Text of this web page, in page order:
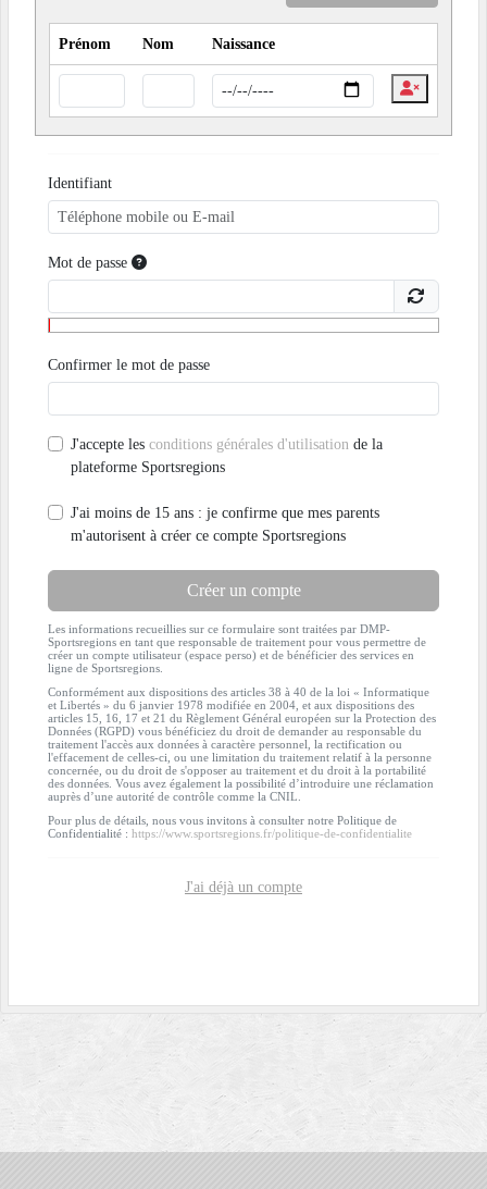
Prénom Nom Naissance
Identifiant
Mot de passe
Confirmer le mot de passe
J'accepte les conditions générales d'utilisation de la
plateforme Sportsregions
J'ai moins de 15 ans : je confirme que mes parents
m'autorisent à créer ce compte Sportsregions
Créer un compte
Les informations recueillies sur ce formulaire sont traitées par DMP-
Sportsregions en tant que responsable de traitement pour vous permettre de
créer un compte utilisateur (espace perso) et de bénéficier des services en
ligne de Sportsregions.
Conformément aux dispositions des articles 38 à 40 de la loi « Informatique
et Libertés » du 6 janvier 1978 modifiée en 2004, et aux dispositions des
articles 15, 16, 17 et 21 du Règlement Général européen sur la Protection des
Données (RGPD) vous bénéficiez du droit de demander au responsable du
traitement l'accès aux données à caractère personnel, la rectification ou
l'effacement de celles-ci, ou une limitation du traitement relatif à la personne
concernée, ou du droit de s'opposer au traitement et du droit à la portabilité
des données. Vous avez également la possibilité d’introduire une réclamation
auprès d’une autorité de contrôle comme la CNIL.
Pour plus de détails, nous vous invitons à consulter notre Politique de
Confidentialité : https://www.sportsregions.fr/politique-de-confidentialite
J'ai déjà un compte